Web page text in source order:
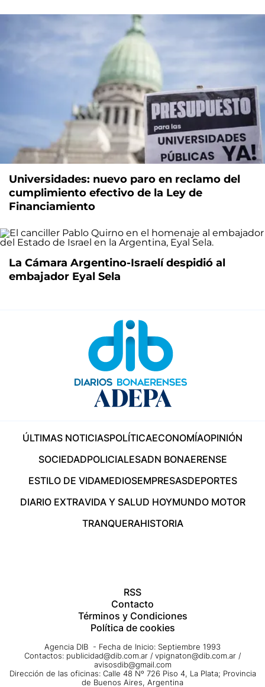
Universidades: nuevo paro en reclamo del
cumplimiento efectivo de la Ley de
Financiamiento
La Cámara Argentino-Israelí despidió al
embajador Eyal Sela
ÚLTIMAS NOTICIASPOLÍTICAECONOMÍAOPINIÓN
SOCIEDADPOLICIALESADN BONAERENSE
ESTILO DE VIDAMEDIOSEMPRESASDEPORTES
DIARIO EXTRAVIDA Y SALUD HOYMUNDO MOTOR
TRANQUERAHISTORIA
RSS
Contacto
Términos y Condiciones
Política de cookies
Agencia DIB - Fecha de Inicio: Septiembre 1993
Contactos: publicidad@dib.com.ar / vpignaton@dib.com.ar /
avisosdib@gmail.com
Dirección de las oficinas: Calle 48 Nº 726 Piso 4, La Plata; Provincia
de Buenos Aires, Argentina